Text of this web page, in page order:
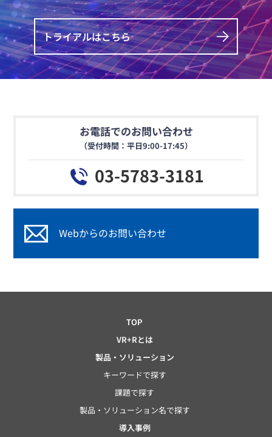
トライアルはこちら
お電話でのお問い合わせ
（受付時間：平日9:00-17:45）
03-5783-3181
Webからのお問い合わせ
TOP
VR+Rとは
製品・ソリューション
キーワードで探す
課題で探す
製品・ソリューション名で探す
導入事例